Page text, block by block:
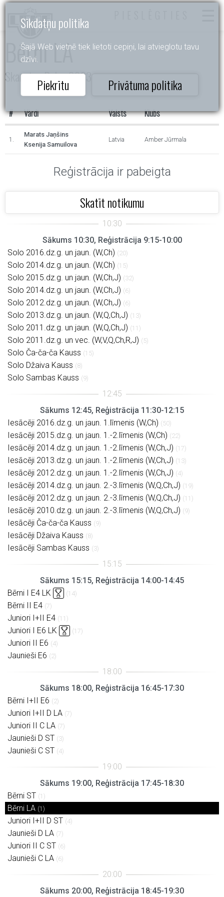
Sīkdatņu politika
Šajā Web vietnē tiek lietoti cepiņi, lai atvieglotu tavu
dzīvi.
Piekrītu Privātuma politika
Bērni LA
Skanstes Balva 2023
# Vārdi Valsts Klubs
1.
Marats Jaņšins
Ksenija Samuilova
Latvia Amber Jūrmala
Reģistrācija ir pabeigta
Skatīt notikumu
Sākums 10:30, Reģistrācija 9:15-10:00
Solo 2016.dz.g. un jaun. (W,Ch) (20)
Solo 2014.dz.g. un jaun. (W,Ch) (15)
Solo 2015.dz.g. un jaun. (W,Ch,J) (32)
Solo 2014.dz.g. un jaun. (W,Ch,J) (6)
Solo 2012.dz.g. un jaun. (W,Ch,J) (6)
Solo 2013.dz.g. un jaun. (W,Q,Ch,J) (13)
Solo 2011.dz.g. un jaun. (W,Q,Ch,J) (11)
Solo 2011.dz.g. un vec. (W,V,Q,Ch,R,J) (5)
Solo Ča-ča-ča Kauss (15)
Solo Džaiva Kauss (8)
Solo Sambas Kauss (9)
Sākums 12:45, Reģistrācija 11:30-12:15
Iesācēji 2016.dz.g. un jaun. 1.līmenis (W,Ch) (50)
Iesācēji 2015.dz.g. un jaun. 1.-2.līmenis (W,Ch) (22)
Iesācēji 2014.dz.g. un jaun. 1.-2.līmenis (W,Ch,J) (17)
Iesācēji 2013.dz.g. un jaun. 1.-2.līmenis (W,Ch,J) (13)
Iesācēji 2012.dz.g. un jaun. 1.-2.līmenis (W,Ch,J) (4)
Iesācēji 2014.dz.g. un jaun. 2.-3.līmenis (W,Q,Ch,J) (19)
Iesācēji 2012.dz.g. un jaun. 2.-3.līmenis (W,Q,Ch,J) (11)
Iesācēji 2010.dz.g. un jaun. 2.-3.līmenis (W,Q,Ch,J) (9)
Iesācēji Ča-ča-ča Kauss (9)
Iesācēji Džaiva Kauss (8)
Iesācēji Sambas Kauss (3)
Sākums 15:15, Reģistrācija 14:00-14:45
Bērni I E4 LK
(14)
Bērni II E4 (7)
Juniori I+II E4 (11)
Juniori I E6 LK (17)
Juniori II E6 (4)
Jaunieši E6 (2)
Sākums 18:00, Reģistrācija 16:45-17:30
Bērni I+II E6 (2)
Juniori I+II D LA (7)
Juniori II C LA (7)
Jaunieši D ST (3)
Jaunieši C ST (4)
Sākums 19:00, Reģistrācija 17:45-18:30
Bērni ST (1)
Bērni LA (1)
Juniori I+II D ST (4)
Jaunieši D LA (7)
Juniori II C ST (6)
Jaunieši C LA (6)
Sākums 20:00, Reģistrācija 18:45-19:30